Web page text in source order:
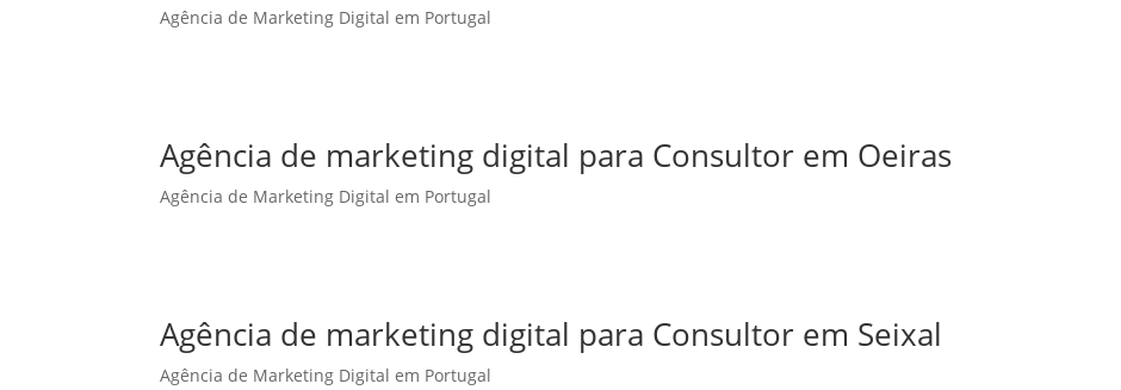
Agência de Marketing Digital em Portugal
Agência de marketing digital para Consultor em Oeiras
Agência de Marketing Digital em Portugal
Agência de marketing digital para Consultor em Seixal
Agência de Marketing Digital em Portugal